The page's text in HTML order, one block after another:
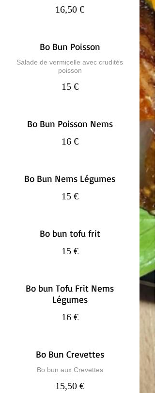
16,50 €
Bo Bun Poisson
Salade de vermicelle avec crudités
poisson
15 €
Bo Bun Poisson Nems
16 €
Bo Bun Nems Légumes
15 €
Bo bun tofu frit
15 €
Bo bun Tofu Frit Nems
Légumes
16 €
Bo Bun Crevettes
Bo bun aux Crevettes
15,50 €